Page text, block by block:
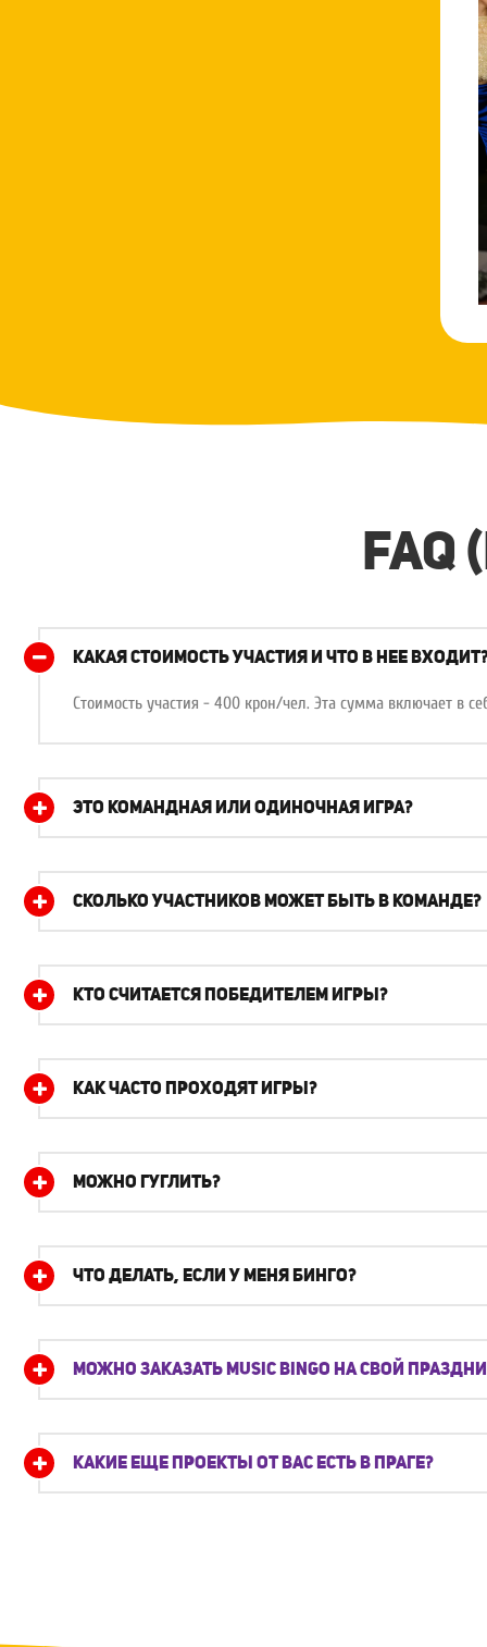
КАКАЯ СТОИМОСТЬ УЧАСТИЯ И ЧТО В НЕЕ
Стоимость участия - 400 крон/чел. Эта сумма включает в
ЭТО КОМАНДНАЯ ИЛИ ОДИНОЧНАЯ ИГРА?
СКОЛЬКО УЧАСТНИКОВ МОЖЕТ БЫТЬ В КОМАНДЕ?
КТО СЧИТАЕТСЯ ПОБЕДИТЕЛЕМ ИГРЫ?
КАК ЧАСТО ПРОХОДЯТ ИГРЫ?
МОЖНО ГУГЛИТЬ?
ЧТО ДЕЛАТЬ, ЕСЛИ У МЕНЯ БИНГО?
МОЖНО ЗАКАЗАТЬ MUSIC BINGO НА СВОЙ
КАКИЕ ЕЩЕ ПРОЕКТЫ ОТ ВАС ЕСТЬ В ПРАГЕ?